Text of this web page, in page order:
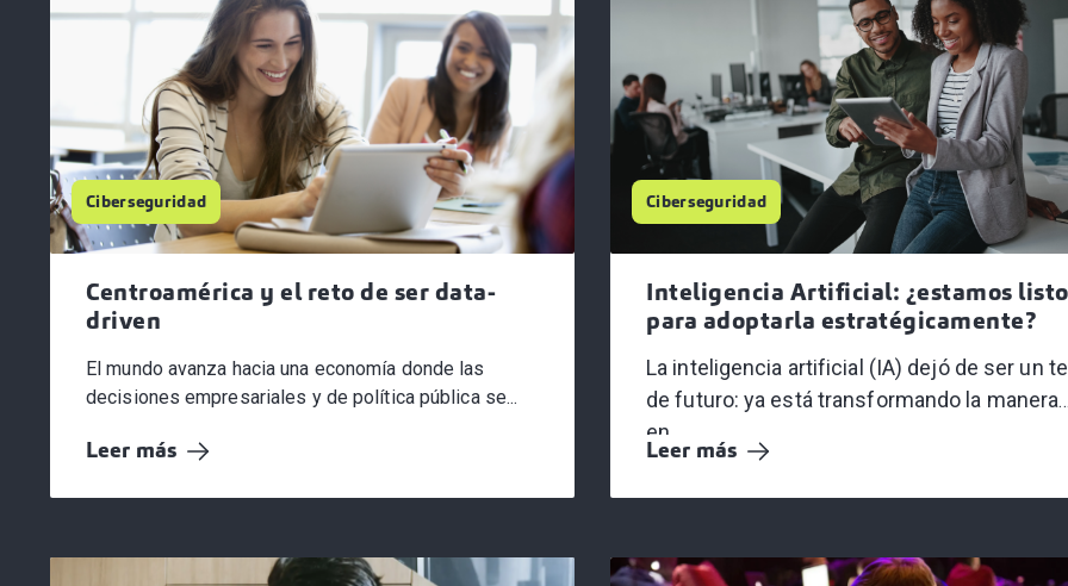
Ciberseguridad
Centroamérica y el reto de ser data-
driven
El mundo avanza hacia una economía donde las
decisiones empresariales y de política pública se...
Leer más
Ciberseguridad
Inteligencia Artificial: ¿estamos
para adoptarla estratégicamente?
La inteligencia artificial (IA) dejó de ser un
de futuro: ya está transformando la manera
en...
Leer más